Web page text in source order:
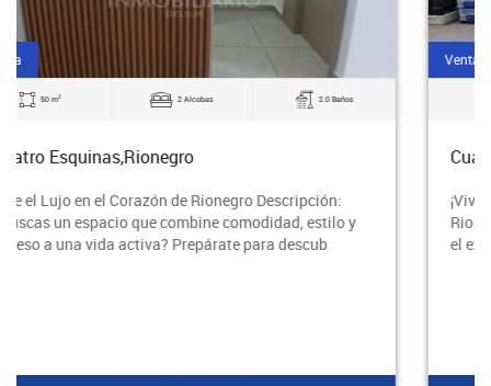
Venta
Cuatro Esquinas,Rionegro
¡Vive el Estilo de Vida Que Mereces en el Corazón de
Rionegro! Descubre este espectacular apartamento en
el exclusivo barrio de Cuatro Esquinas, donde